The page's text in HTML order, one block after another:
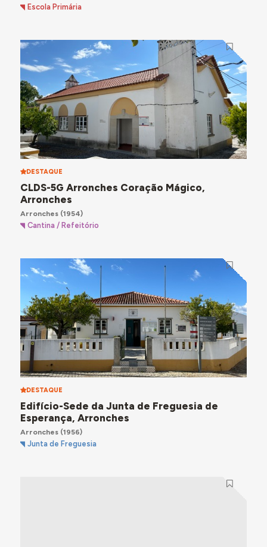
Escola Primária
DESTAQUE
CLDS-5G Arronches Coração Mágico,
Arronches
Arronches(1954)
Cantina / Refeitório
DESTAQUE
Edifício-Sede da Junta de Freguesia de
Esperança, Arronches
Arronches(1956)
Junta de Freguesia